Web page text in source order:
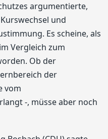
argumentierte,
und
Es scheine, als
Vergleich zum
Ob der
der
vom
-, müsse aber noch